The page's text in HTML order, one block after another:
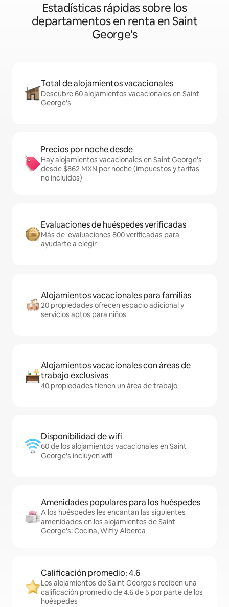
Estadísticas rápidas sobre los
departamentos en renta en Saint
George's
Total de alojamientos vacacionales
Descubre 60 alojamientos vacacionales en Saint
George's
Precios por noche desde
Hay alojamientos vacacionales en Saint George's
desde $862 MXN por noche (impuestos y tarifas
no incluidos)
Evaluaciones de huéspedes verificadas
Más de evaluaciones 800 verificadas para
ayudarte a elegir
Alojamientos vacacionales para familias
20 propiedades ofrecen espacio adicional y
servicios aptos para niños
Alojamientos vacacionales con áreas de
trabajo exclusivas
40 propiedades tienen un área de trabajo
Disponibilidad de wifi
60 de los alojamientos vacacionales en Saint
George's incluyen wifi
Amenidades populares para los huéspedes
A los huéspedes les encantan las siguientes
amenidades en los alojamientos de Saint
George's: Cocina, Wifi y Alberca
Calificación promedio: 4.6
Los alojamientos de Saint George's reciben una
calificación promedio de 4.6 de 5 por parte de los
huéspedes